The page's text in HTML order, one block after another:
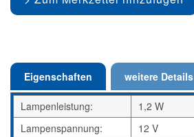
Eigenschaften weitere Details
Lampenleistung:
1,2 W
Lampenspannung:
12 V